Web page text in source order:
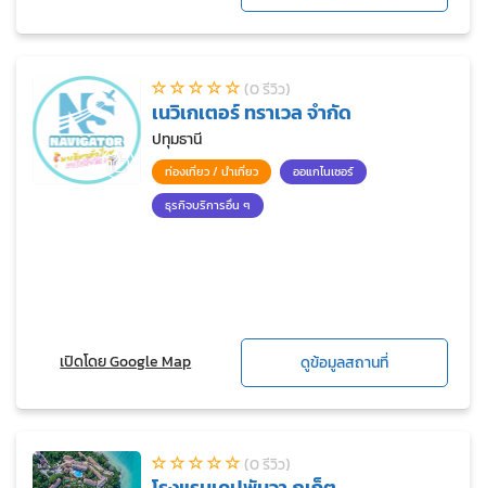
ตัวเมืองเชียงใหม่
(0 รีวิว)
เนวิเกเตอร์ ทราเวล จำกัด
ปทุมธานี
ท่องเที่ยว / นำเที่ยว
ออแกไนเซอร์
ธุรกิจบริการอื่น ๆ
เปิดโดย Google Map ดูข้อมูลสถานที่
(0 รีวิว)